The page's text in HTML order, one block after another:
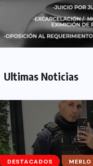
Ultimas Noticias
DESTACADOS MERLO
DESTACADOS MERLO